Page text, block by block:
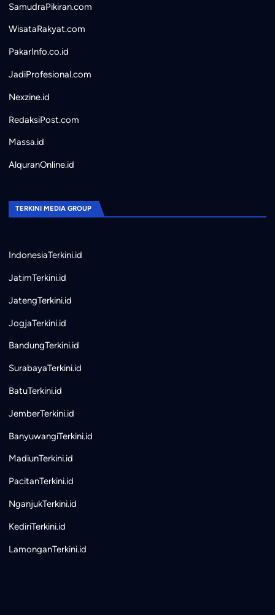
SamudraPikiran.com
WisataRakyat.com
PakarInfo.co.id
JadiProfesional.com
Nexzine.id
RedaksiPost.com
Massa.id
AlquranOnline.id
TERKINI MEDIA GROUP
IndonesiaTerkini.id
JatimTerkini.id
JatengTerkini.id
JogjaTerkini.id
BandungTerkini.id
SurabayaTerkini.id
BatuTerkini.id
JemberTerkini.id
BanyuwangiTerkini.id
MadiunTerkini.id
PacitanTerkini.id
NganjukTerkini.id
KediriTerkini.id
LamonganTerkini.id